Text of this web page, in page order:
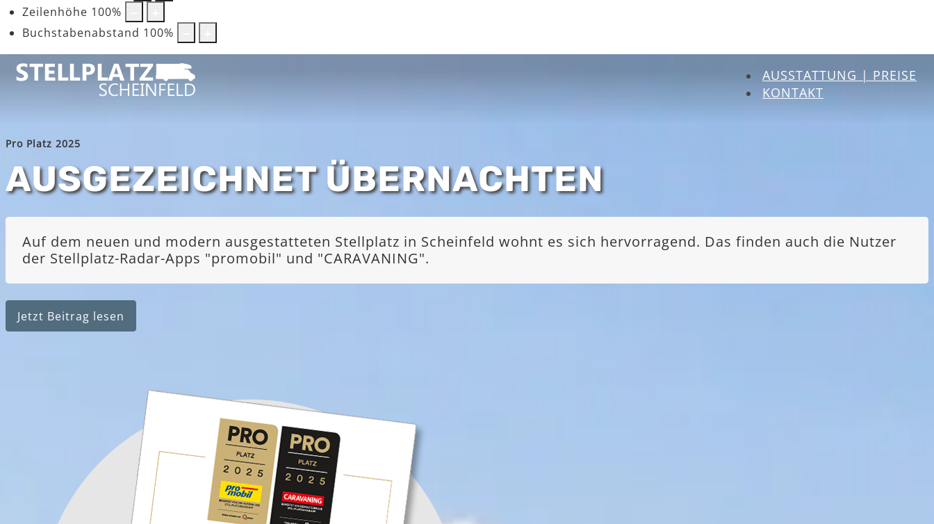
Zeilenhöhe 100%
Buchstabenabstand 100%
AUSSTATTUNG | PREISE
KONTAKT
Pro Platz 2025
AUSGEZEICHNET ÜBERNACHTEN
Auf dem neuen und modern ausgestatteten Stellplatz in Scheinfeld wohnt es sich hervorragend. Das finden auch die Nutzer
der Stellplatz-Radar-Apps "promobil" und "CARAVANING".
Jetzt Beitrag lesen